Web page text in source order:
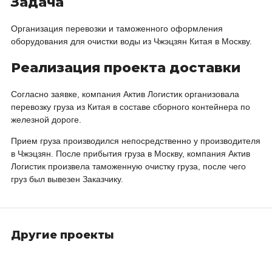
Организация перевозки и таможенного оформления
оборудования для очистки воды из Чжэцзян Китая в Москву.
Реализация проекта доставки
Согласно заявке, компания Актив Логистик организовала
перевозку груза из Китая в составе сборного контейнера по
железной дороге.
Прием груза производился непосредственно у производителя
в Чжэцзян. После прибытия груза в Москву, компания Актив
Логистик произвела таможенную очистку груза, после чего
груз был вывезен Заказчику.
Другие проекты